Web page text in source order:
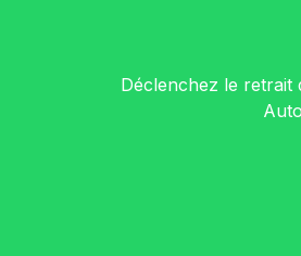
Déclenchez le retrait